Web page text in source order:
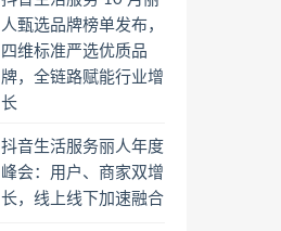
人甄选品牌榜单发布，
四维标准严选优质品
牌，全链路赋能行业增
长
抖音生活服务丽人年度
峰会：用户、商家双增
长，线上线下加速融合